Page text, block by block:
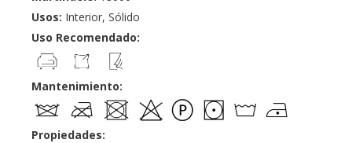
Usos: Interior, Sólido
Uso Recomendado:
Mantenimiento:
Propiedades: